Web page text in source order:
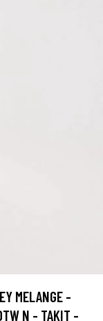
MELANGE -
N - TAKIT -